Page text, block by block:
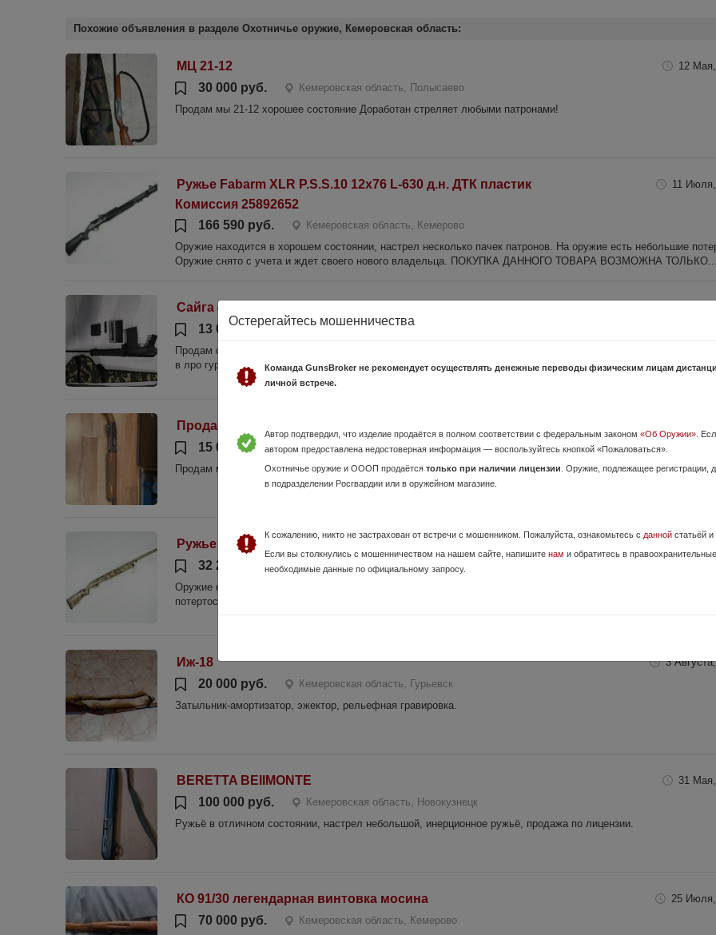
Похожие объявления в разделе Охотничье оружие, Кемеровская область:
МЦ 21-12 12
30 000 руб.
Кемеровская область, Полысаево
Продам мы 21-12 хорошее состояние Доработан стреляет любыми патронами!
Ружье Fabarm XLR P.S.S.10 12х76 L-630 д.н. ДТК пластик
Комиссия 25892652
11
166 590 руб.
Кемеровская область, Кемерово
Оружие находится в хорошем состоянии, настрел несколько пачек патронов. На оружие есть небольшие
Оружие снято с учета и ждет своего нового владельца. ПОКУПКА ДАННОГО ТОВАРА ВОЗМОЖНА ТОЛЬКО...
Сайга 410
13 000 руб.
Кемеровская область, Гурьевск
Продам сайгу в хорошем состоянии, к ней два магазина, две насадки чехол, продажа по лицензии,
в лро гурьевск Кемеровской области
Продам МР-153
15 000 руб.
Кемеровская область, Гурьевск
Продам мр153 12/76 в хорошем состоянии, один собственник! Настрел не большой, чехол в подарок!
Ружье МР-153 12х76 L-710 д.н пластик кмф Комиссия 89732675
32 250 руб.
Кемеровская область, Кемерово
Оружие находится в новом состоянии, настрел 2-3 пачки патронов. На оружие присутствуют незначительные
потертости. Оружие снято с учета и ждет своего нового владельца. ПОКУПКА ДАННОГО ТОВАРА
Иж-18 3
20 000 руб.
Кемеровская область, Гурьевск
Затыльник-амортизатор, эжектор, рельефная гравировка.
BERETTA BEIIMONTE 31
100 000 руб.
Кемеровская область, Новокузнецк
Ружьё в отличном состоянии, настрел небольшой, инерционное ружьё, продажа по лицензии.
КО 91/30 легендарная винтовка мосина 25
70 000 руб.
Кемеровская область, Кемерово
Остерегайтесь мошенничества
Команда GunsBroker не рекомендует осуществлять денежные переводы физическим лицам
личной встрече.
Автор подтвердил, что изделие продаётся в полном соответствии с федеральным законом «Об Оружии» .
автором предоставлена недостоверная информация — воспользуйтесь кнопкой «Пожаловаться».
Охотничье оружие и ОООП продаётся только при наличии лицензии . Оружие, подлежащее
в подразделении Росгвардии или в оружейном магазине.
К сожалению, никто не застрахован от встречи с мошенником. Пожалуйста, ознакомьтесь с данной статьёй и
Если вы столкнулись с мошенничеством на нашем сайте, напишите нам и обратитесь в
необходимые данные по официальному запросу.